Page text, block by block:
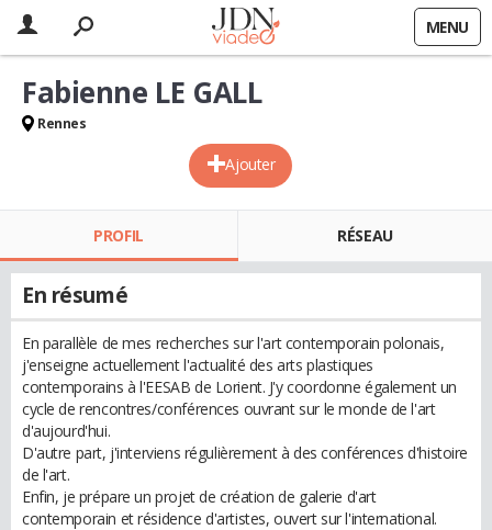
MENU
Ajouter
Fabienne LE GALL
Rennes
PROFIL RÉSEAU
En résumé
En parallèle de mes recherches sur l'art contemporain polonais,
j'enseigne actuellement l'actualité des arts plastiques
contemporains à l'EESAB de Lorient. J'y coordonne également un
cycle de rencontres/conférences ouvrant sur le monde de l'art
d'aujourd'hui.
D'autre part, j'interviens régulièrement à des conférences d'histoire
de l'art.
Enfin, je prépare un projet de création de galerie d'art
contemporain et résidence d'artistes, ouvert sur l'international.